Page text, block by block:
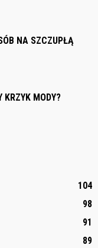
NA SZCZUPŁĄ
KRZYK MODY?
104
98
91
89